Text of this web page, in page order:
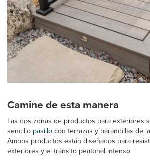
Camine de esta manera
Las dos zonas de productos para exteriores
sencillo pasillocon terrazas y barandillas de
Ambos productos están diseñados para
exteriores y el tránsito peatonal intenso.